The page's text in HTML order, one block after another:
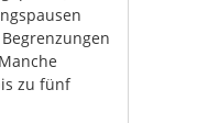
zu fünf